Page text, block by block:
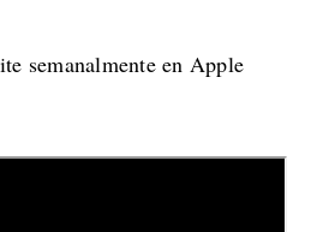
semanalmente en Apple